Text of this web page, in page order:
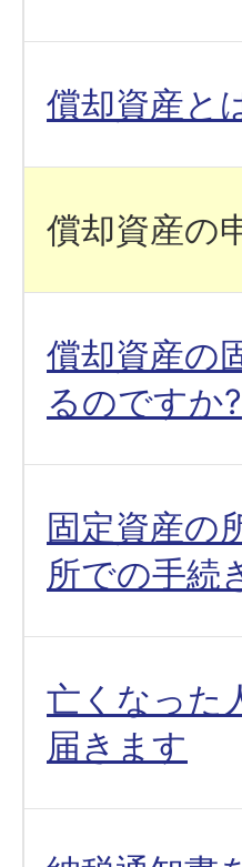
償却資産と
償却資産の
償却資産の
るのですか?
固定資産の
所での手続
亡くなった
届きます